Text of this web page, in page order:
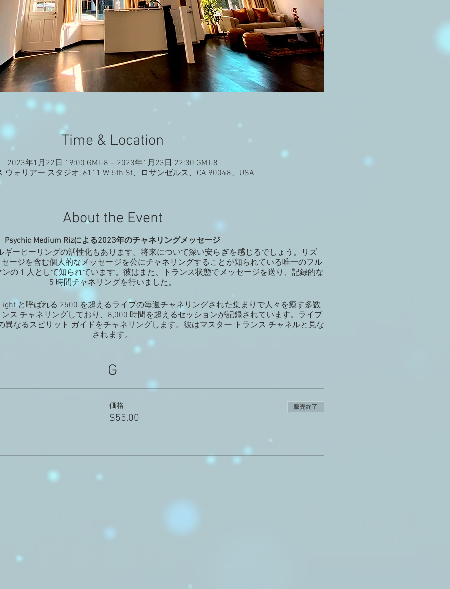
Time & Location
2023年1月22日 19:00 GMT-8 – 2023年1月23日 22:30 GMT-8
ウォリアー スタジオ, 6111 W 5th St、ロサンゼルス、CA 90048、USA
About the Event
Psychic Medium Rizによる2023年のチャネリングメッセージ
ーヒーリングの活性化もあります。将来について深い安らぎを感じるでしょう。リズ
ージを含む個人的なメッセージを公にチャネリングすることが知られている唯一のフル
の 1 人として知られています。彼はまた、トランス状態でメッセージを送り、記録的な
5 時間チャネリングを行いました。
と呼ばれる 2500 を超えるライブの毎週チャネリングされた集まりで人々を癒す多数
ス チャネリングしており、8,000 時間を超えるセッションが記録されています。ライブ
異なるスピリット ガイドをチャネリングします。彼はマスター トランス チャネルと見な
されます。
G
価格
$55.00
販売終了